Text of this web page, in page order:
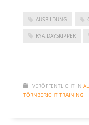
AUSBILDUNG
RYA DAYSKIPPER
VERÖFFENTLICHT IN
TÖRNBERICHT TRAINING